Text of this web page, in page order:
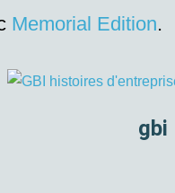
Memorial Edition.
gbi